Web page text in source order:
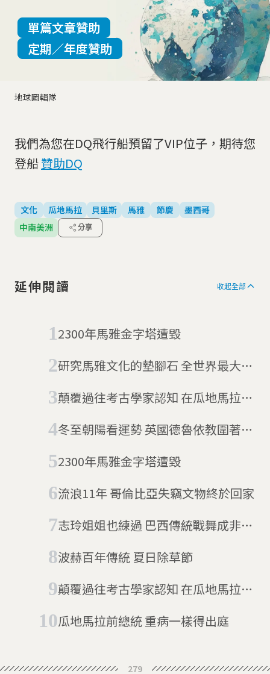
地球圖輯隊
單篇文章贊助
定期／年度贊助
我們為您在DQ飛行船預留了VIP位子，期待您
登船贊助DQ
文化 瓜地馬拉 貝里斯 馬雅 節慶
墨西哥
中南美洲
分享
延伸閱讀 收起全部
2300年馬雅金字塔遭毀
研究馬雅文化的墊腳石 全世界最大水
顛覆過往考古學家認知 在瓜地馬拉找
冬至朝陽看運勢 英國德魯依教圍著巨
2300年馬雅金字塔遭毀
流浪11年 哥倫比亞失竊文物終於回家
志玲姐姐也練過 巴西傳統戰舞成非物
波赫百年傳統 夏日除草節
顛覆過往考古學家認知 在瓜地馬拉找
瓜地馬拉前總統 重病一樣得出庭
279